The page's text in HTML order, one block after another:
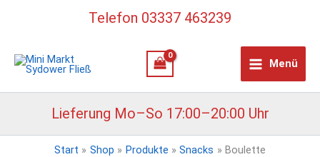
Telefon 03337 463239
Menü
Lieferung Mo–So 17:00–20:00 Uhr
Start Shop Produkte Snacks Boulette